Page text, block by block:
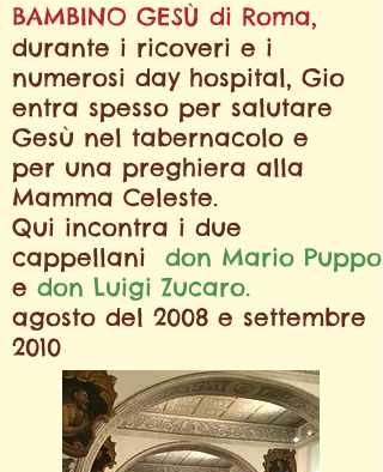
BAMBINO GESÙ di Roma,
durante i ricoveri e i
numerosi day hospital, Gio
entra spesso per salutare
Gesù nel tabernacolo e
per una preghiera alla
Mamma Celeste.
Qui incontra i due
cappellani don Mario Puppo
e don Luigi Zucaro.
agosto del 2008 e settembre
2010